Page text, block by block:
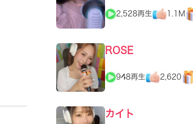
2,528再生 1.1M
ROSE
948再生 2,620
カイト